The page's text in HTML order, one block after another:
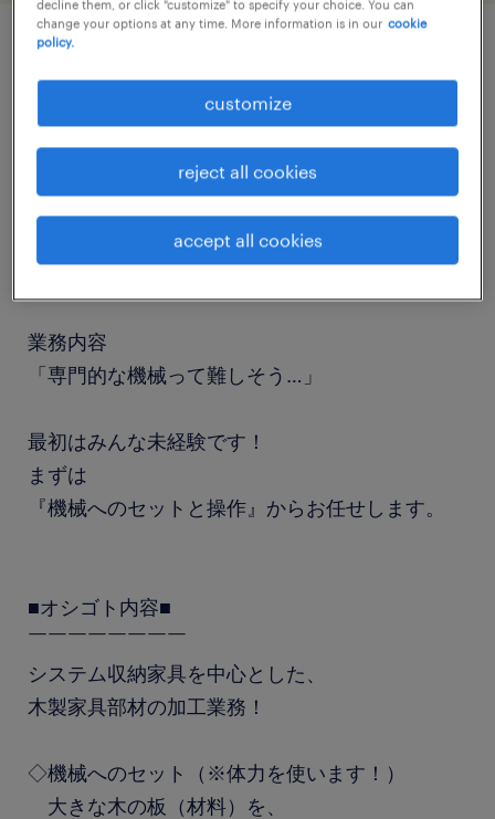
job details
職種
マシンオペレーター、組立・部品加工
業務内容
「専門的な機械って難しそう…」
最初はみんな未経験です！
まずは
『機械へのセットと操作』からお任せします。
■オシゴト内容■
￣￣￣￣￣￣￣￣
システム収納家具を中心とした、
木製家具部材の加工業務！
◇機械へのセット（※体力を使います！）
大きな木の板（材料）を、
decline them, or click "customize" to specify your choice. You can
change your options at any time. More information is in our cookie
policy.
customize
reject all cookies
accept all cookies